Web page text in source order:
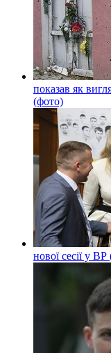
показав як
(фото)
нової сесії у